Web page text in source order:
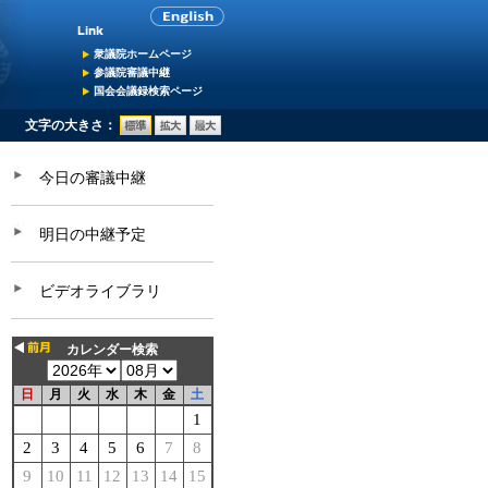
衆議院ホームページ
参議院審議中継
国会会議録検索ページ
文字の大きさ：
今日の審議中継
明日の中継予定
ビデオライブラリ
カレンダー検索
日 月 火 水 木 金 土
1
2
3 4 5 6 7
8
9
10 11 12 13 14
15